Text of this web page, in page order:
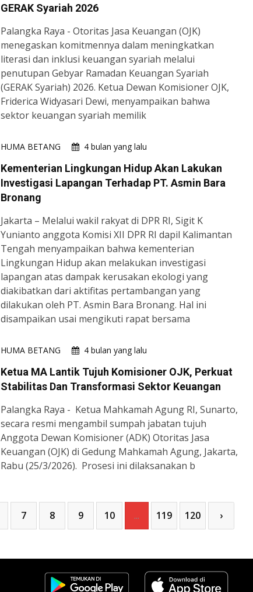
GERAK Syariah 2026
Palangka Raya - Otoritas Jasa Keuangan (OJK)
menegaskan komitmennya dalam meningkatkan
literasi dan inklusi keuangan syariah melalui
penutupan Gebyar Ramadan Keuangan Syariah
(GERAK Syariah) 2026. Ketua Dewan Komisioner OJK,
Friderica Widyasari Dewi, menyampaikan bahwa
sektor keuangan syariah memilik
HUMA BETANG 4 bulan yang lalu
Kementerian Lingkungan Hidup Akan Lakukan
Investigasi Lapangan Terhadap PT. Asmin Bara
Bronang
Jakarta – Melalui wakil rakyat di DPR RI, Sigit K
Yunianto anggota Komisi XII DPR RI dapil Kalimantan
Tengah menyampaikan bahwa kementerian
Lingkungan Hidup akan melakukan investigasi
lapangan atas dampak kerusakan ekologi yang
diakibatkan dari aktifitas pertambangan yang
dilakukan oleh PT. Asmin Bara Bronang. Hal ini
disampaikan usai mengikuti rapat bersama
HUMA BETANG 4 bulan yang lalu
Ketua MA Lantik Tujuh Komisioner OJK, Perkuat
Stabilitas Dan Transformasi Sektor Keuangan
Palangka Raya - Ketua Mahkamah Agung RI, Sunarto,
secara resmi mengambil sumpah jabatan tujuh
Anggota Dewan Komisioner (ADK) Otoritas Jasa
Keuangan (OJK) di Gedung Mahkamah Agung, Jakarta,
Rabu (25/3/2026). Prosesi ini dilaksanakan b
7 8 9 10 ... 119 120 ›